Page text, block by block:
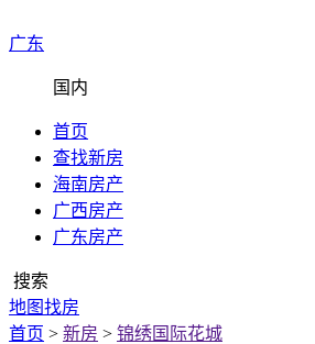
广东
国内
首页
查找新房
海南房产
广西房产
广东房产
搜索
地图找房
首页 > 新房 > 锦绣国际花城